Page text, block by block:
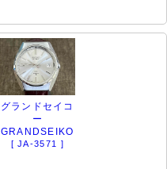
グランドセイコ
ー
GRANDSEIKO
[ JA-3571 ]